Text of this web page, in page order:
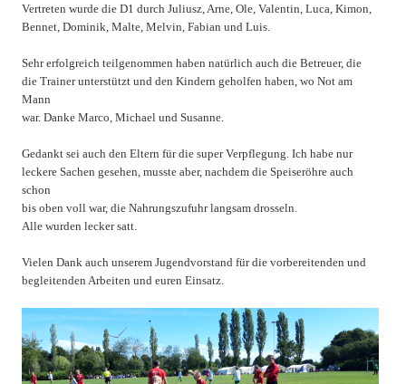
Vertreten wurde die D1 durch Juliusz, Arne, Ole, Valentin, Luca, Kimon,
Bennet, Dominik, Malte, Melvin, Fabian und Luis.
Sehr erfolgreich teilgenommen haben natürlich auch die Betreuer, die
die Trainer unterstützt und den Kindern geholfen haben, wo Not am
Mann
war. Danke Marco, Michael und Susanne.
Gedankt sei auch den Eltern für die super Verpflegung. Ich habe nur
leckere Sachen gesehen, musste aber, nachdem die Speiseröhre auch
schon
bis oben voll war, die Nahrungszufuhr langsam drosseln.
Alle wurden lecker satt.
Vielen Dank auch unserem Jugendvorstand für die vorbereitenden und
begleitenden Arbeiten und euren Einsatz.